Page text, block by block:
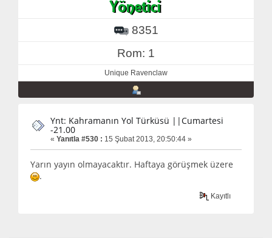
8351
Rom: 1
Unique Ravenclaw
Ynt: Kahramanın Yol Türküsü ||Cumartesi
-21.00
« Yanıtla #530 : 15 Şubat 2013, 20:50:44 »
Yarın yayın olmayacaktır. Haftaya görüşmek üzere
.
Kayıtlı